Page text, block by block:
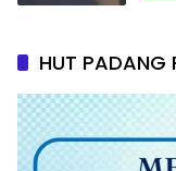
HUT PADANG